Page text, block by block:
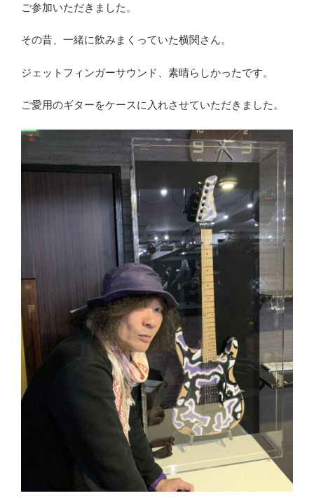
ご参加いただきました。
その昔、一緒に飲みまくっていた横関さん。
ジェットフィンガーサウンド、素晴らしかったです。
ご愛用のギターをケースに入れさせていただきました。